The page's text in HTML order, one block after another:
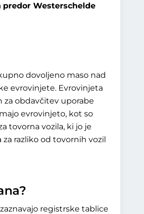
predor Westerschelde
dovoljeno maso nad
evrovinjete. Evrovinjeta
za obdavčitev uporabe
evrovinjeto, kot so
tovorna vozila, ki jo je
razliko od tovornih vozil
registrske tablice